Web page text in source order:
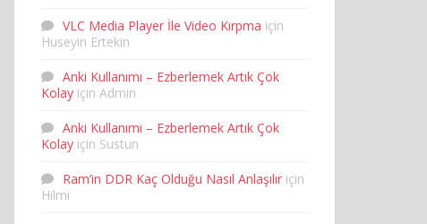
VLC Media Player İle Video Kırpma için
Huseyin Ertekin
Anki Kullanımı – Ezberlemek Artık Çok
Kolay için Admin
Anki Kullanımı – Ezberlemek Artık Çok
Kolay için Sustun
Ram’in DDR Kaç Olduğu Nasıl Anlaşılır için
Hilmi